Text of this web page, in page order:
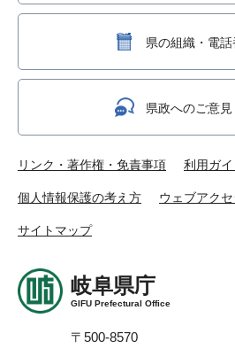
県の組織・電
県政へのご意
リンク・著作権・免責事項 利用ガイ
個人情報保護の考え方 ウェブアク
サイトマップ
岐阜県庁
GIFU Prefectural Office
〒500-8570